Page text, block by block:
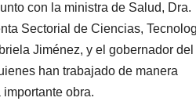
con la ministra de Salud, Dra.
Sectorial de Ciencias,
Jiménez, y el gobernador del
han trabajado de manera
obra.